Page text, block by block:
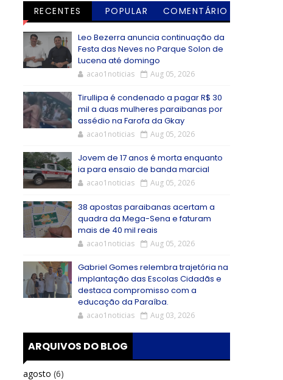
RECENTES POPULAR
COMENTÁRIO
Leo Bezerra anuncia continuação da
Festa das Neves no Parque Solon de
Lucena até domingo
acao1noticias Aug 05, 2026
Tirullipa é condenado a pagar R$ 30
mil a duas mulheres paraibanas por
assédio na Farofa da Gkay
acao1noticias Aug 05, 2026
Jovem de 17 anos é morta enquanto
ia para ensaio de banda marcial
acao1noticias Aug 05, 2026
38 apostas paraibanas acertam a
quadra da Mega-Sena e faturam
mais de 40 mil reais
acao1noticias Aug 05, 2026
Gabriel Gomes relembra trajetória na
implantação das Escolas Cidadãs e
destaca compromisso com a
educação da Paraíba.
acao1noticias Aug 03, 2026
ARQUIVOS DO BLOG
agosto (6)